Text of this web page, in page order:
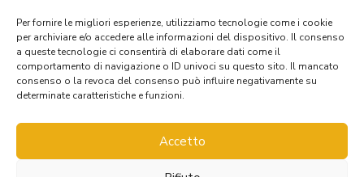
Per fornire le migliori esperienze, utilizziamo tecnologie come i cookie
per archiviare e/o accedere alle informazioni del dispositivo. Il consenso
a queste tecnologie ci consentirà di elaborare dati come il
comportamento di navigazione o ID univoci su questo sito. Il mancato
consenso o la revoca del consenso può influire negativamente su
determinate caratteristiche e funzioni.
Accetto